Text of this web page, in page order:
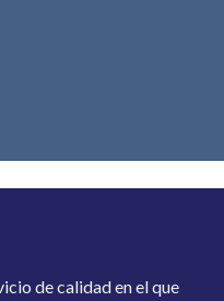
de calidad en el que